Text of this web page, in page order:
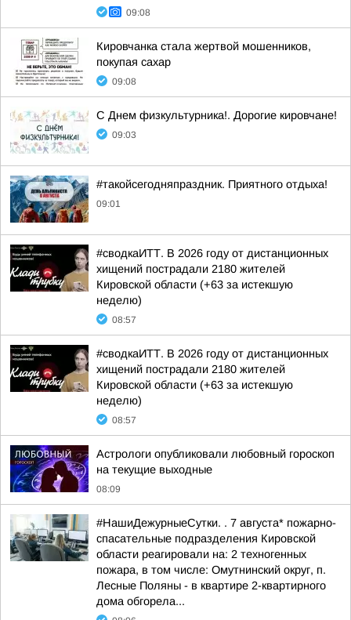
09:08
Кировчанка стала жертвой мошенников,
покупая сахар
09:08
С Днем физкультурника!. Дорогие кировчане!
09:03
#такойсегодняпраздник. Приятного отдыха!
09:01
#сводкаИТТ. В 2026 году от дистанционных
хищений пострадали 2180 жителей
Кировской области (+63 за истекшую
неделю)
08:57
#сводкаИТТ. В 2026 году от дистанционных
хищений пострадали 2180 жителей
Кировской области (+63 за истекшую
неделю)
08:57
Астрологи опубликовали любовный гороскоп
на текущие выходные
08:09
#НашиДежурныеСутки. . 7 августа* пожарно-
спасательные подразделения Кировской
области реагировали на: 2 техногенных
пожара, в том числе: Омутнинский округ, п.
Лесные Поляны - в квартире 2-квартирного
дома обгорела...